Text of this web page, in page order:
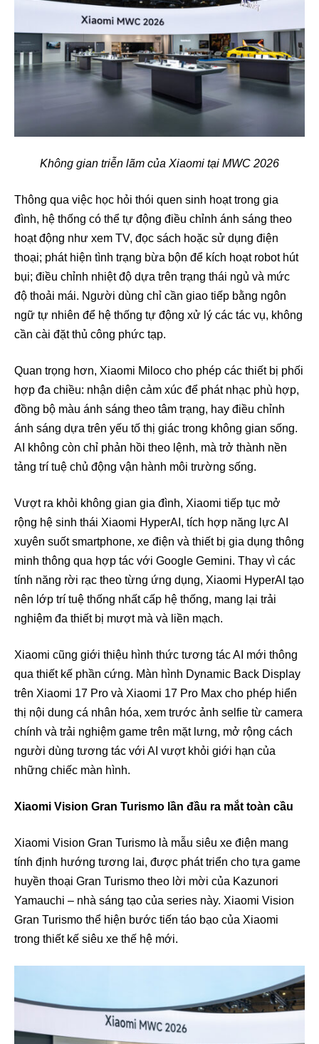
Không gian triễn lãm của Xiaomi tại MWC 2026
Thông qua việc học hỏi thói quen sinh hoạt trong gia
đình, hệ thống có thể tự động điều chỉnh ánh sáng theo
hoạt động như xem TV, đọc sách hoặc sử dụng điện
thoại; phát hiện tình trạng bừa bộn để kích hoạt robot hút
bụi; điều chỉnh nhiệt độ dựa trên trạng thái ngủ và mức
độ thoải mái. Người dùng chỉ cần giao tiếp bằng ngôn
ngữ tự nhiên để hệ thống tự động xử lý các tác vụ, không
cần cài đặt thủ công phức tạp.
Quan trọng hơn, Xiaomi Miloco cho phép các thiết bị phối
hợp đa chiều: nhận diện cảm xúc để phát nhạc phù hợp,
đồng bộ màu ánh sáng theo tâm trạng, hay điều chỉnh
ánh sáng dựa trên yếu tố thị giác trong không gian sống.
AI không còn chỉ phản hồi theo lệnh, mà trở thành nền
tảng trí tuệ chủ động vận hành môi trường sống.
Vượt ra khỏi không gian gia đình, Xiaomi tiếp tục mở
rộng hệ sinh thái Xiaomi HyperAI, tích hợp năng lực AI
xuyên suốt smartphone, xe điện và thiết bị gia dụng thông
minh thông qua hợp tác với Google Gemini. Thay vì các
tính năng rời rạc theo từng ứng dụng, Xiaomi HyperAI tạo
nên lớp trí tuệ thống nhất cấp hệ thống, mang lại trải
nghiệm đa thiết bị mượt mà và liền mạch.
Xiaomi cũng giới thiệu hình thức tương tác AI mới thông
qua thiết kế phần cứng. Màn hình Dynamic Back Display
trên Xiaomi 17 Pro và Xiaomi 17 Pro Max cho phép hiển
thị nội dung cá nhân hóa, xem trước ảnh selfie từ camera
chính và trải nghiệm game trên mặt lưng, mở rộng cách
người dùng tương tác với AI vượt khỏi giới hạn của
những chiếc màn hình.
Xiaomi Vision Gran Turismo lần đầu ra mắt toàn cầu
Xiaomi Vision Gran Turismo là mẫu siêu xe điện mang
tính định hướng tương lai, được phát triển cho tựa game
huyền thoại Gran Turismo theo lời mời của Kazunori
Yamauchi – nhà sáng tạo của series này. Xiaomi Vision
Gran Turismo thể hiện bước tiến táo bạo của Xiaomi
trong thiết kế siêu xe thế hệ mới.